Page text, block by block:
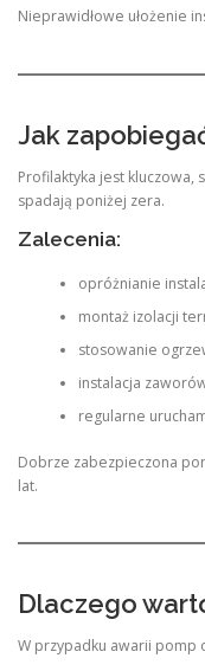
Nieprawidłowe ułożenie
Jak
Profilaktyka jest
spadają poniżej zera.
Zalecenia:
opróżnianie
montaż izolacji
stosowanie
instalacja
regularne
Dobrze zabezpieczona
lat.
Dlaczego
W przypadku awarii pomp